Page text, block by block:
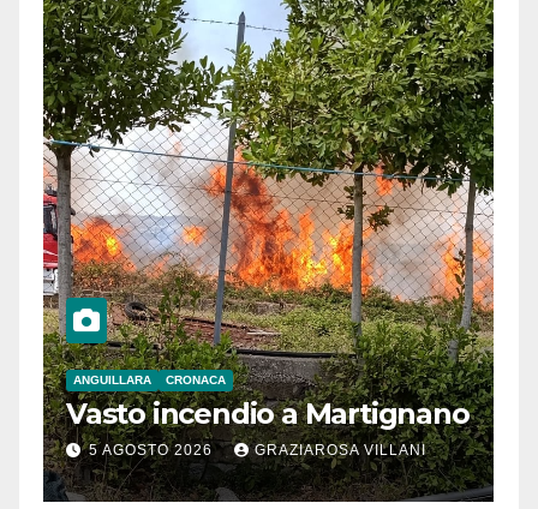
ANGUILLARA CRONACA
Vasto incendio a Martignano
5 AGOSTO 2026 GRAZIAROSA VILLANI